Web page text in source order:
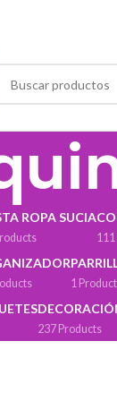
ROPA SUCIA
1 Product
237 Products